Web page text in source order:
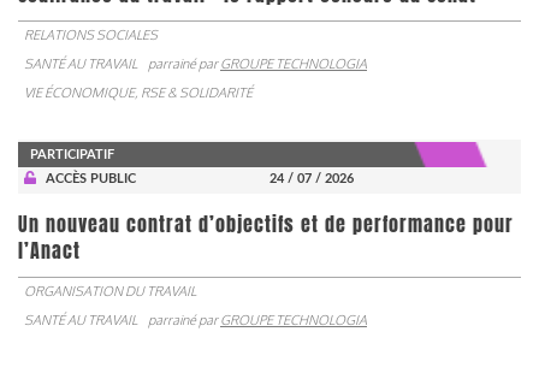
RELATIONS SOCIALES
SANTÉ AU TRAVAIL
parrainé parGROUPE TECHNOLOGIA
VIE ÉCONOMIQUE, RSE & SOLIDARITÉ
PARTICIPATIF
ACCÈS PUBLIC
24 / 07 / 2026
Un nouveau contrat d’objectifs et de performance pour
l’Anact
ORGANISATION DU TRAVAIL
SANTÉ AU TRAVAIL
parrainé parGROUPE TECHNOLOGIA